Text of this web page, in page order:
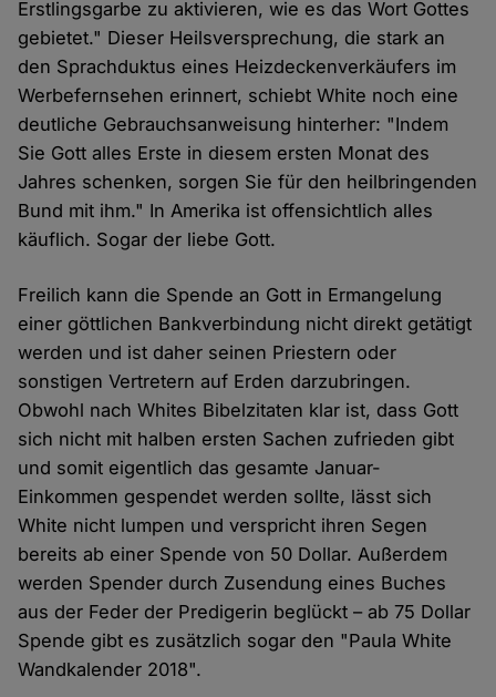
Erstlingsgarbe zu aktivieren, wie es das Wort Gottes
gebietet." Dieser Heilsversprechung, die stark an
den Sprachduktus eines Heizdeckenverkäufers im
Werbefernsehen erinnert, schiebt White noch eine
deutliche Gebrauchsanweisung hinterher: "Indem
Sie Gott alles Erste in diesem ersten Monat des
Jahres schenken, sorgen Sie für den heilbringenden
Bund mit ihm." In Amerika ist offensichtlich alles
käuflich. Sogar der liebe Gott.
Freilich kann die Spende an Gott in Ermangelung
einer göttlichen Bankverbindung nicht direkt getätigt
werden und ist daher seinen Priestern oder
sonstigen Vertretern auf Erden darzubringen.
Obwohl nach Whites Bibelzitaten klar ist, dass Gott
sich nicht mit halben ersten Sachen zufrieden gibt
und somit eigentlich das gesamte Januar-
Einkommen gespendet werden sollte, lässt sich
White nicht lumpen und verspricht ihren Segen
bereits ab einer Spende von 50 Dollar. Außerdem
werden Spender durch Zusendung eines Buches
aus der Feder der Predigerin beglückt – ab 75 Dollar
Spende gibt es zusätzlich sogar den "Paula White
Wandkalender 2018".